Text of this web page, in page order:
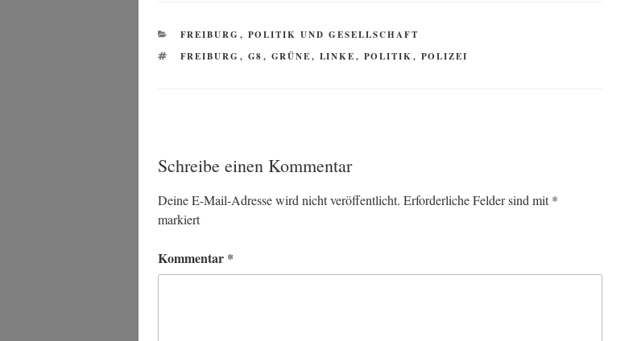
KATEGORIEN
FREIBURG , POLITIK UND GESELLSCHAFT
SCHLAGWÖRTER
FREIBURG , G8, GRÜNE, LINKE, POLITIK, POLIZEI
Schreibe einen Kommentar
Deine E-Mail-Adresse wird nicht veröffentlicht. Erforderliche Felder sind mit*
markiert
Kommentar *